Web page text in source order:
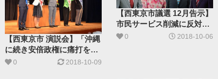
【西東京市 演説会】「沖縄
に続き安倍政権に痛打を」
笠井亮、吉良よし子両議員
0 2018-10-09
【西東京市議選 12月告示】
市民サービス削減に反対～
自公と対決、共産党４氏全
0 2018-10-06